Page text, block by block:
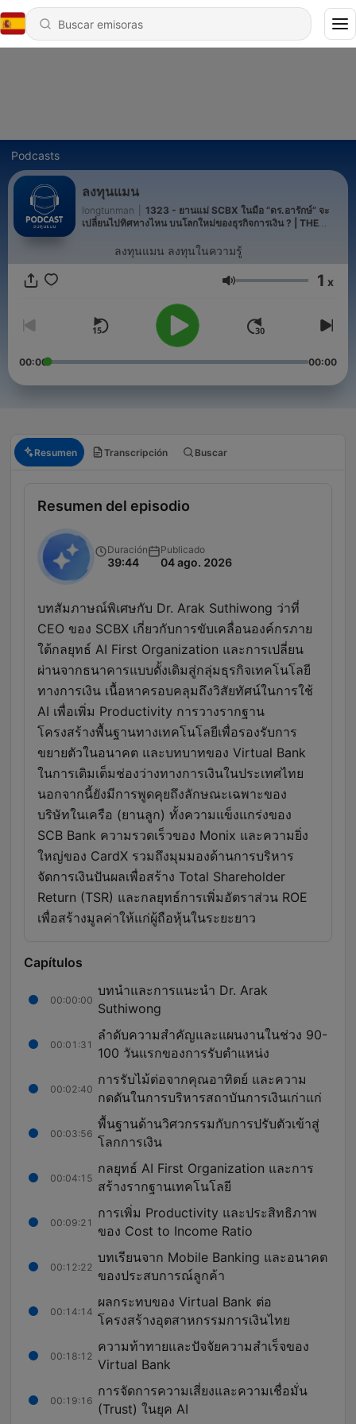
Podcasts
ลงทุนแมน
longtunman
1323 - ยานแม่ SCBX ในมือ “ดร.อารักษ์” จะ
เปลี่ยนไปทิศทางไหน บนโลกใหม่ของธุรกิจการเงิน ? | THE
ลงทุนแมน ลงทุนในความรู้
Volumen 1 x
00:00 00:00
Resumen Transcripción Buscar
Resumen del episodio
Duración
39:44
Publicado
04 ago. 2026
บทสัมภาษณ์พิเศษกับ Dr. Arak Suthiwong ว่าที่
CEO ของ SCBX เกี่ยวกับการขับเคลื่อนองค์กรภาย
ใต้กลยุทธ์ AI First Organization และการเปลี่ยน
ผ่านจากธนาคารแบบดั้งเดิมสู่กลุ่มธุรกิจเทคโนโลยี
ทางการเงิน เนื้อหาครอบคลุมถึงวิสัยทัศน์ในการใช้
AI เพื่อเพิ่ม Productivity การวางรากฐาน
โครงสร้างพื้นฐานทางเทคโนโลยีเพื่อรองรับการ
ขยายตัวในอนาคต และบทบาทของ Virtual Bank
ในการเติมเต็มช่องว่างทางการเงินในประเทศไทย
นอกจากนี้ยังมีการพูดคุยถึงลักษณะเฉพาะของ
บริษัทในเครือ (ยานลูก) ทั้งความแข็งแกร่งของ
SCB Bank ความรวดเร็วของ Monix และความยิ่ง
ใหญ่ของ CardX รวมถึงมุมมองด้านการบริหาร
จัดการเงินปันผลเพื่อสร้าง Total Shareholder
Return (TSR) และกลยุทธ์การเพิ่มอัตราส่วน ROE
เพื่อสร้างมูลค่าให้แก่ผู้ถือหุ้นในระยะยาว
Capítulos
00:00:00
บทนำและการแนะนำ Dr. Arak
Suthiwong
00:01:31
ลำดับความสำคัญและแผนงานในช่วง 90-
100 วันแรกของการรับตำแหน่ง
00:02:40
การรับไม้ต่อจากคุณอาทิตย์ และความ
กดดันในการบริหารสถาบันการเงินเก่าแก่
00:03:56
พื้นฐานด้านวิศวกรรมกับการปรับตัวเข้าสู่
โลกการเงิน
00:04:15
กลยุทธ์ AI First Organization และการ
สร้างรากฐานเทคโนโลยี
00:09:21
การเพิ่ม Productivity และประสิทธิภาพ
ของ Cost to Income Ratio
00:12:22
บทเรียนจาก Mobile Banking และอนาคต
ของประสบการณ์ลูกค้า
00:14:14
ผลกระทบของ Virtual Bank ต่อ
โครงสร้างอุตสาหกรรมการเงินไทย
00:18:12
ความท้าทายและปัจจัยความสำเร็จของ
Virtual Bank
00:19:16
การจัดการความเสี่ยงและความเชื่อมั่น
(Trust) ในยุค AI